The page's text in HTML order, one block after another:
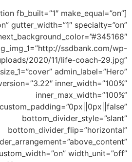
[et_pb_section fb_built=”1″
gutter_width=”1″
bg_img_1=”http://
content/uploads/2020/11/life-
background_size_1=”cover”
_builder_version=”3.22″
use_custom_width=”on”